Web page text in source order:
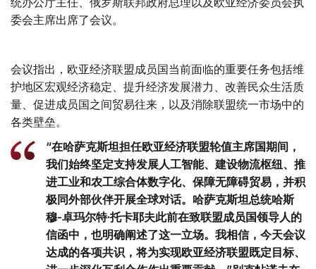
委会主席出席了会议。
会议指出，欧亚经济联盟成员国当前面临的重要任务包括维
护地区宏观经济稳定、提升经济发展潜力、改善民众生活质
量、促进成员国之间贸易往来，以及消除联盟统一市场中的
各类壁垒。
“在哈萨克斯坦担任欧亚经济联盟轮值主席国期间，
我们始终坚定支持发展人工智能、建设物流枢纽、推
进工业和农工综合体数字化、保障无障碍贸易，并积
极同外部伙伴开展全球对话。哈萨克斯坦总统哈斯
穆-卓玛尔特·托卡耶夫此前在致联盟成员国领导人的
信函中，也明确阐述了这一立场。我相信，今天会议
达成的各项共识，将为实现欧亚经济联盟既定目标、